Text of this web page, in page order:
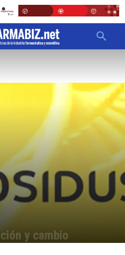
y cambio